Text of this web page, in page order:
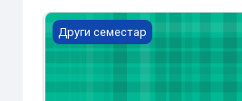
Савремени кинески језик 2
Други семестар